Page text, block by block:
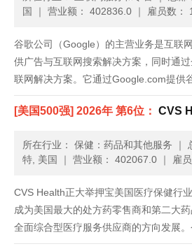
国
｜ 营业额： 402836.0 ｜ 雇员数：
谷歌公司（Google）的主营业务是互联
供广告与互联网搜索解决方案，同时通
联网解决方案。它通过Google.com提供
问网页；通过谷歌图片搜索（Google
页上找到的所有图片的可搜索索引；谷
[美国500强] 2026年 第6位： CVS
所在行业： 保健：药品和其他服务 ｜
特, 美国
｜ 营业额： 402067.0 ｜ 雇
CVS Health正大举押宝美国医疗保健行
成为美国最大的处方药零售商和第二大
全面综合型医疗服务供应商的方向发展。
出资127亿美元收购了Omnicare，发展